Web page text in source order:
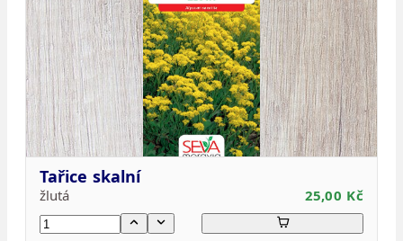
Tařice skalní
žlutá 25,00 Kč